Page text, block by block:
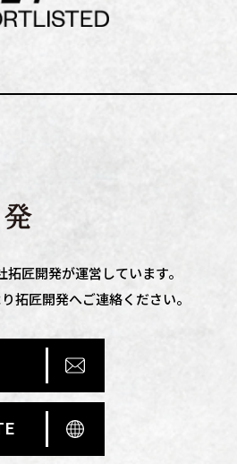
匠開発が運営しています。
拓匠開発へご連絡ください。